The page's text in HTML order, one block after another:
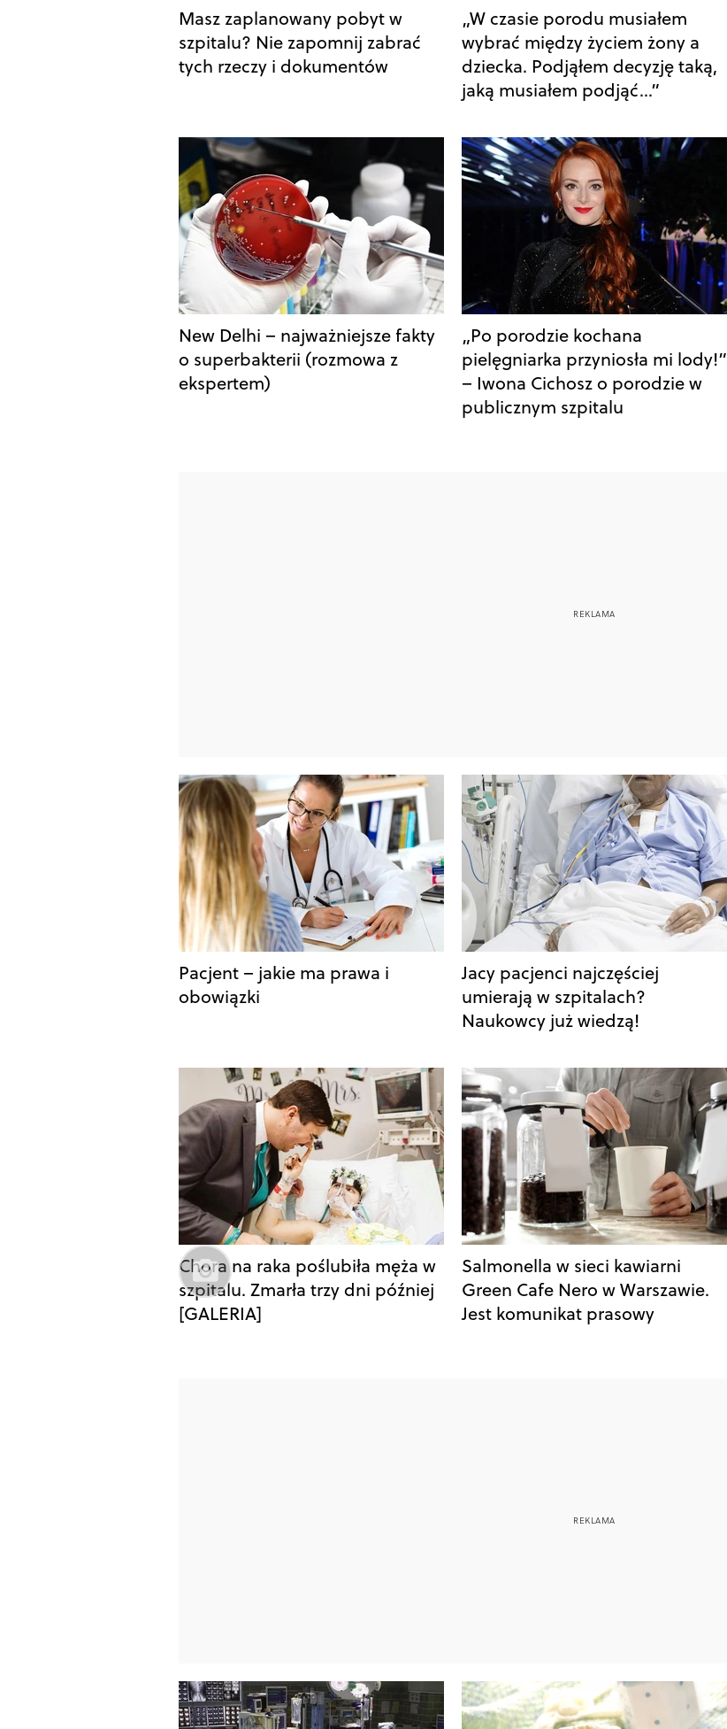
Masz zaplanowany pobyt w
szpitalu? Nie zapomnij zabrać
tych rzeczy i dokumentów
„W czasie porodu musiałem
wybrać między życiem żony a
dziecka. Podjąłem decyzję taką,
jaką musiałem podjąć…”
New Delhi – najważniejsze fakty
o superbakterii (rozmowa z
ekspertem)
„Po porodzie kochana
pielęgniarka przyniosła mi lody!”
– Iwona Cichosz o porodzie w
publicznym szpitalu
Pacjent – jakie ma prawa i
obowiązki
Jacy pacjenci najczęściej
umierają w szpitalach?
Naukowcy już wiedzą!
Chora na raka poślubiła męża w
szpitalu. Zmarła trzy dni później
[GALERIA]
Salmonella w sieci kawiarni
Green Cafe Nero w Warszawie.
Jest komunikat prasowy